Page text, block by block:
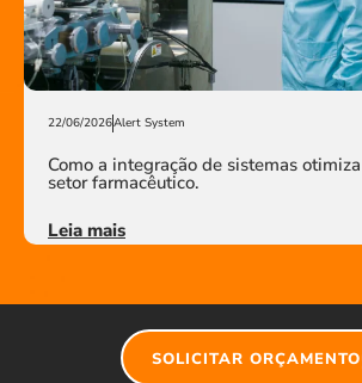
22/06/2026Alert System
Como a integração de sistemas
setor farmacêutico.
Leia mais
SOLICITAR ORÇAMENTO